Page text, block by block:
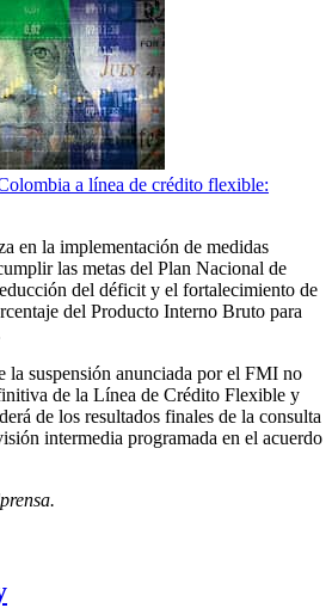
a línea de crédito flexible:
en la implementación de medidas
las metas del Plan Nacional de
del déficit y el fortalecimiento de
del Producto Interno Bruto para
suspensión anunciada por el FMI no
de la Línea de Crédito Flexible y
de los resultados finales de la consulta
intermedia programada en el acuerdo